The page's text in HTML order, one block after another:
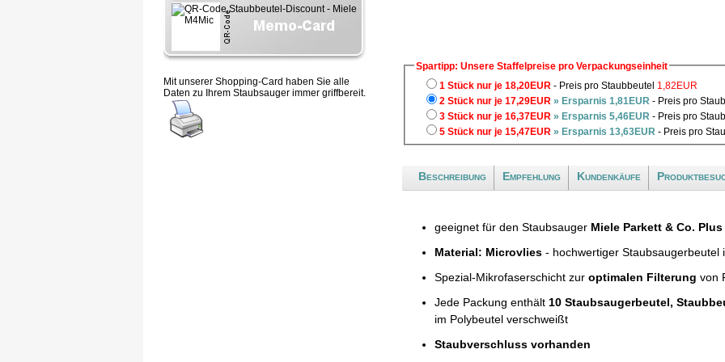
Spartipp: Unsere Staffelpreise pro Verpackungseinheit
1 Stück nur je 18,20EUR - Preis pro Staubbeutel 1,82EUR
2 Stück nur je 17,29EUR » Ersparnis 1,81EUR - Preis pro
3 Stück nur je 16,37EUR » Ersparnis 5,46EUR - Preis pro
5 Stück nur je 15,47EUR » Ersparnis 13,63EUR - Preis pro
Beschreibung Empfehlung Kundenkäufe
geeignet für den Staubsauger Miele Parkett & Co. Plus
Material: Microvlies - hochwertiger Staubsaugerbeutel
Spezial-Mikrofaserschicht zur optimalen Filterung von
Jede Packung enthält 10 Staubsaugerbeutel,
im Polybeutel verschweißt
Staubverschluss vorhanden
Mit unserer Shopping-Card haben Sie alle
Daten zu Ihrem Staubsauger immer griffbereit.